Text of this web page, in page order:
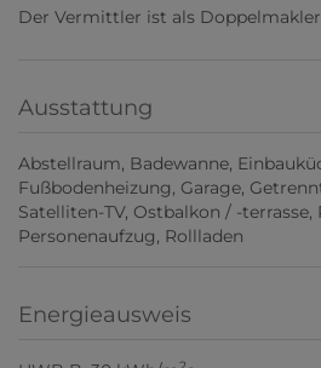
Der Vermittler ist als
Ausstattung
Abstellraum Badewanne
Fußbodenheizung Garage
Satelliten-TV Ostbalkon / -terrasse
Personenaufzug Rollladen
Energieausweis